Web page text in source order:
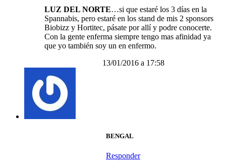
LUZ DEL NORTE…si que estaré los 3 días en la
Spannabis, pero estaré en los stand de mis 2 sponsors
Biobizz y Hortitec, pásate por allí y podre conocerte.
Con la gente enferma siempre tengo mas afinidad ya
que yo también soy un en enfermo.
13/01/2016 a 17:58
BENGAL
Responder